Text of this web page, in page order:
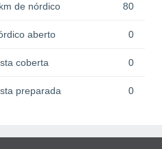
de nórdico 80
aberto 0
coberta 0
preparada 0